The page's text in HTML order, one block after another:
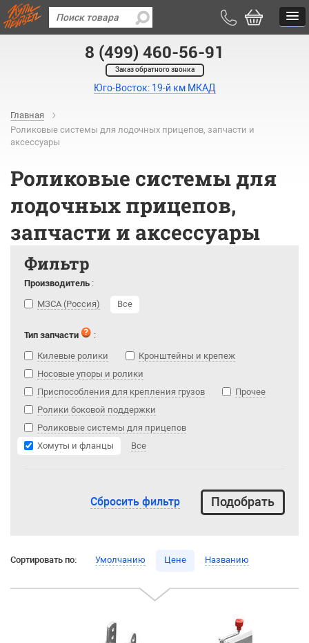
8 (499) 460-56-91
Заказ обратного звонка
Юго-Восток: 19-й км МКАД
Главная
Роликовые системы для лодочных прицепов, запчасти и
аксессуары
Роликовые системы для
лодочных прицепов,
запчасти и аксессуары
Фильтр
Производитель :
МЗСА (Россия)
Все
Тип запчасти
:
Килевые ролики
Кронштейны и крепеж
Носовые упоры и ролики
Приспособления для крепления грузов
Прочее
Ролики боковой поддержки
Роликовые системы для прицепов
Хомуты и фланцы
Все
Сбросить фильтр
Сортировать по: Умолчанию Цене Названию